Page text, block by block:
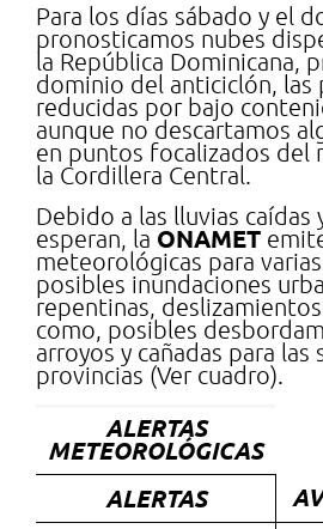
Para los días sábado y el
pronosticamos nubes
la República Dominicana,
dominio del anticiclón, las
reducidas por bajo
aunque no descartamos
en puntos focalizados del
la Cordillera Central.
Debido a las lluvias caídas
esperan, la ONAMET
meteorológicas para
posibles inundaciones
repentinas,
como, posibles
arroyos y cañadas para las
provincias (Ver cuadro).
ALERTAS
METEOROLÓGICAS
ALERTAS